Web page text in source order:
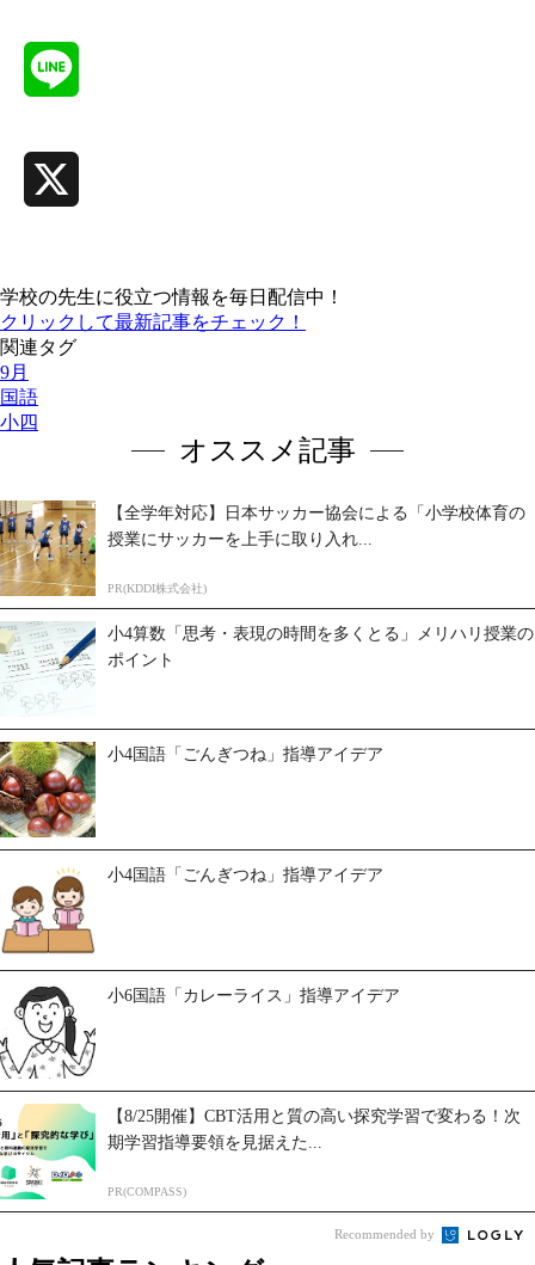
学校の先生に役立つ情報を毎日配信中！
クリックして最新記事をチェック！
関連タグ
9月
国語
小四
オススメ記事
【全学年対応】日本サッカー協会による「小学校体育の
授業にサッカーを上手に取り入れ...
PR(KDDI株式会社)
小4算数「思考・表現の時間を多くとる」メリハリ授業の
ポイント
小4国語「ごんぎつね」指導アイデア
小4国語「ごんぎつね」指導アイデア
小6国語「カレーライス」指導アイデア
【8/25開催】CBT活用と質の高い探究学習で変わる！次
期学習指導要領を見据えた...
PR(COMPASS)
Recommended by